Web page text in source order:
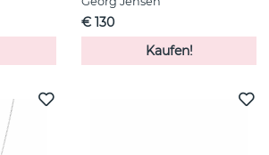
€ 130
Kaufen!